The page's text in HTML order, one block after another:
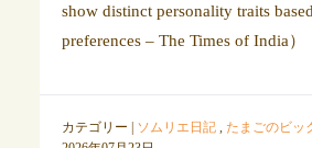
show distinct personality traits
preferences – The Times of India）
カテゴリー | ソムリエ日記, たまごのビッ